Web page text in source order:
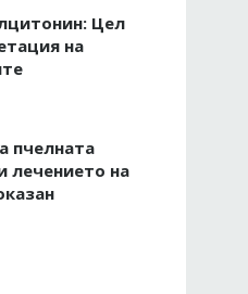
Цел
на
пчелната
лечението на